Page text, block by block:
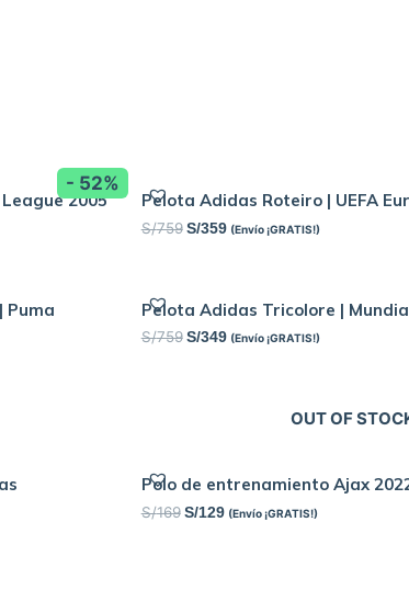
- 52%
2005 Pelota Adidas Roteiro | UEFA
S/759 S/359 (Envío ¡GRATIS!)
Puma Pelota Adidas Tricolore |
S/759 S/349 (Envío ¡GRATIS!)
OUT OF
Polo de entrenamiento Ajax
S/169 S/129 (Envío ¡GRATIS!)